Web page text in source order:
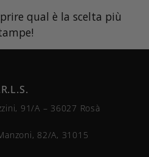
qual è la scelta più
91/A – 36027 Rosà
82/A, 31015